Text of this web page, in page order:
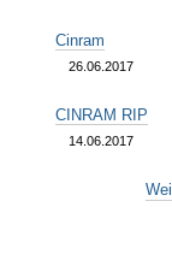
Cinram
26.06.2017
CINRAM RIP
14.06.2017